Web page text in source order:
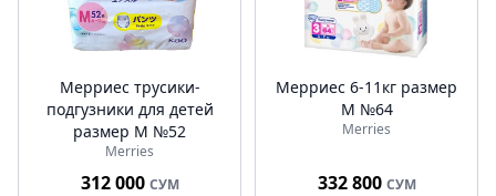
Мерриес трусики-
подгузники для детей
размер M №52
Merries
312 000 СУМ
Мерриес 6-11кг размер
М №64
Merries
332 800 СУМ